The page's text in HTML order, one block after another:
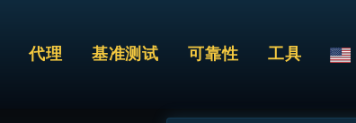
代理 基准测试 可靠性 工具